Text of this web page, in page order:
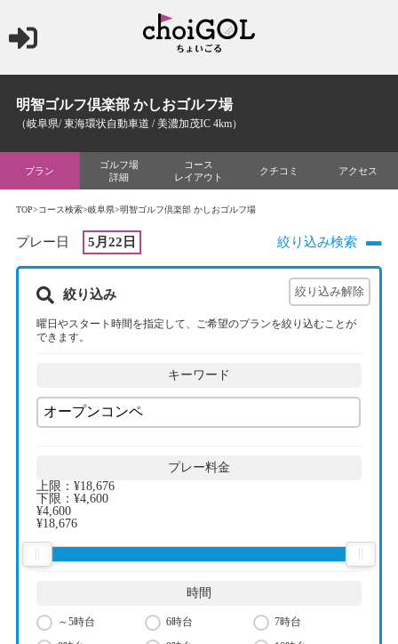
明智ゴルフ倶楽部 かしおゴルフ場
（岐阜県/ 東海環状自動車道 / 美濃加茂IC 4km）
プラン
ゴルフ場
詳細
コース
レイアウト
クチコミ アクセス
TOP>コース検索>岐阜県>明智ゴルフ倶楽部 かしおゴルフ場
プレー日 5月22日 絞り込み検索
絞り込み
曜日やスタート時間を指定して、ご希望のプランを絞り込むことが
できます。
キーワード
プレー料金
上限： ¥18,676
下限： ¥4,600
¥4,600
¥18,676
時間
～5時台 6時台
7時台